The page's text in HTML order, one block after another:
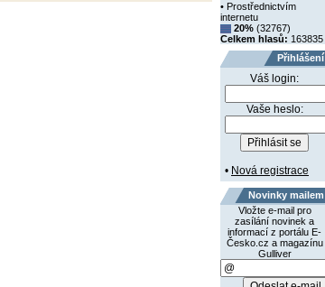
• Prostřednictvím
internetu
20% (32767)
Celkem hlasů: 163835
Přihlášení
Váš login:
Vaše heslo:
• Nová registrace
Novinky mailem
Vložte e-mail pro
zasílání novinek a
informací z portálu E-
Česko.cz a magazínu
Gulliver